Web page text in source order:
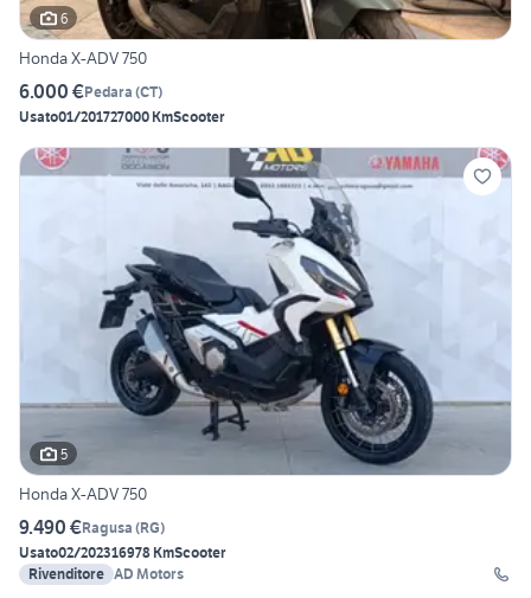
6
Honda X-ADV 750
6.000 €Pedara (CT)
Usato01/201727000 KmScooter
5
Honda X-ADV 750
9.490 €Ragusa (RG)
Usato02/202316978 KmScooter
Rivenditore AD Motors